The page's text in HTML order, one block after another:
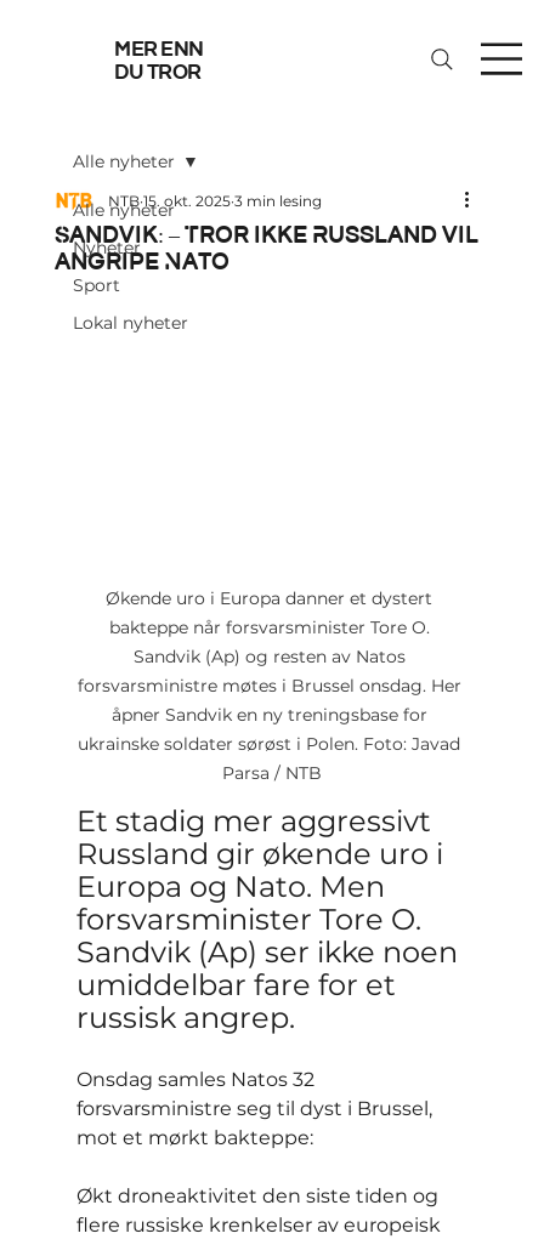
mer enn
du tror
Alle nyheter
Nyheter
Sport
Lokal nyheter
Alle nyheter
Sandvik: – Tror ikke Russland vil
angripe Nato
NTB 15. okt. 2025 3 min lesing
Økende uro i Europa danner et dystert
bakteppe når forsvarsminister Tore O.
Sandvik (Ap) og resten av Natos
forsvarsministre møtes i Brussel onsdag. Her
åpner Sandvik en ny treningsbase for
ukrainske soldater sørøst i Polen. Foto: Javad
Parsa / NTB
Et stadig mer aggressivt
Russland gir økende uro i
Europa og Nato. Men
forsvarsminister Tore O.
Sandvik (Ap) ser ikke noen
umiddelbar fare for et
russisk angrep.
Onsdag samles Natos 32
forsvarsministre seg til dyst i Brussel,
mot et mørkt bakteppe:
Økt droneaktivitet den siste tiden og
flere russiske krenkelser av europeisk